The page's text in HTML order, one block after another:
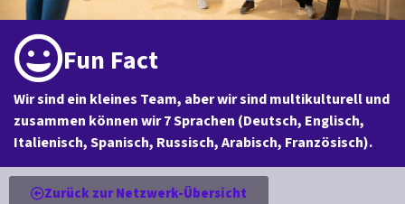
Fun Fact
Wir sind ein kleines Team, aber wir sind multikulturell und
zusammen können wir 7 Sprachen (Deutsch, Englisch,
Italienisch, Spanisch, Russisch, Arabisch, Französisch).
Zurück zur Netzwerk-Übersicht